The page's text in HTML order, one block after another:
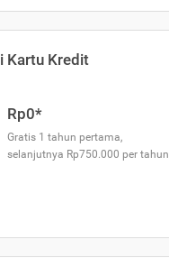
Kartu Kredit
Rp0*
Gratis 1 tahun pertama,
selanjutnya Rp750.000 per tahun